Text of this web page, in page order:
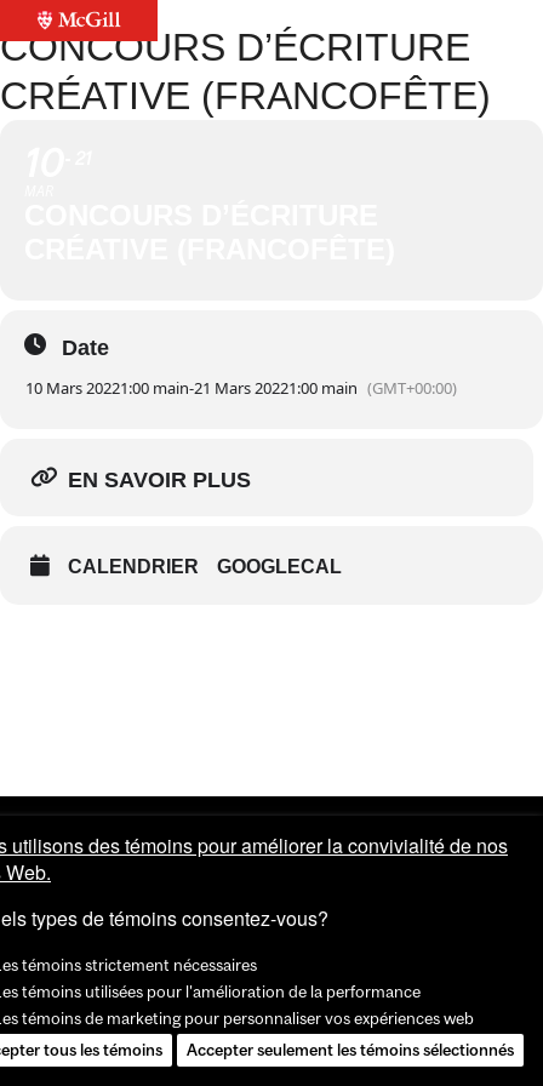
CONCOURS D’ÉCRITURE
CRÉATIVE (FRANCOFÊTE)
Date
10 Mars 20221:00 main-21 Mars 20221:00 main (GMT+00:00)
EN SAVOIR PLUS
CALENDRIER GOOGLECAL
utilisons des témoins pour améliorer la convivialité de nos
types de témoins consentez-vous?
témoins strictement nécessaires
témoins utilisées pour l'amélioration de la performance
témoins de marketing pour personnaliser vos expériences web
tous les témoins
Accepter seulement les témoins sélectionnés